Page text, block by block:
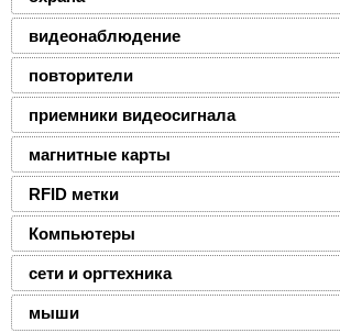
видеонаблюдение
повторители
приемники видеосигнала
магнитные карты
RFID метки
Компьютеры
сети и оргтехника
мыши